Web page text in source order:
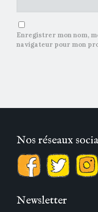
Enregistrer mon nom,
navigateur pour mon
Nos réseaux
Newsletter